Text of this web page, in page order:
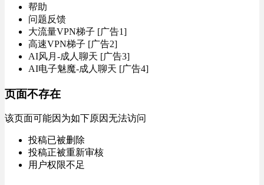
帮助
问题反馈
大流量VPN梯子 [广告1]
高速VPN梯子 [广告2]
AI风月-成人聊天 [广告3]
AI电子魅魔-成人聊天 [广告4]
页面不存在
该页面可能因为如下原因无法访问
投稿已被删除
投稿正被重新审核
用户权限不足